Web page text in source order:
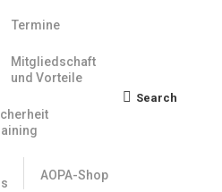
Termine
Mitgliedschaft
und Vorteile
AOPA-Shop
Search:
Search